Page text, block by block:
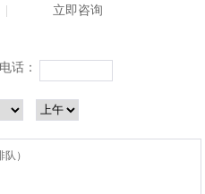
立即咨询
电话：